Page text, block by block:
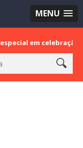
MENU
ao mês da